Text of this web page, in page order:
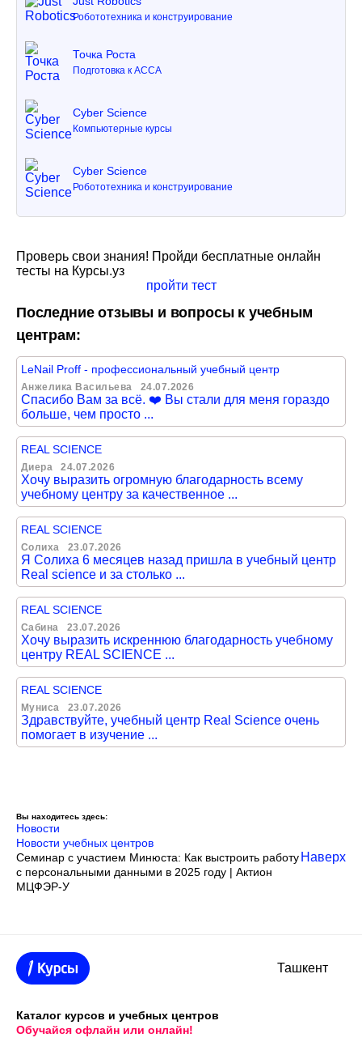
Робототехника и конструирование
Точка Роста
Подготовка к ACCA
Cyber Science
Компьютерные курсы
Cyber Science
Робототехника и конструирование
Проверь свои знания! Пройди бесплатные онлайн
тесты на Курсы.уз
пройти тест
Последние отзывы и вопросы к учебным
центрам:
LeNail Proff - профессиональный учебный центр
Анжелика Васильева 24.07.2026
Спасибо Вам за всё. ❤️ Вы стали для меня гораздо
больше, чем просто ...
REAL SCIENCE
Диера 24.07.2026
Хочу выразить огромную благодарность всему
учебному центру за качественное ...
REAL SCIENCE
Солиха 23.07.2026
Я Солиха 6 месяцев назад пришла в учебный центр
Real science и за столько ...
REAL SCIENCE
Сабина 23.07.2026
Хочу выразить искреннюю благодарность учебному
центру REAL SCIENCE ...
REAL SCIENCE
Муниса 23.07.2026
Здравствуйте, учебный центр Real Science очень
помогает в изучение ...
Вы находитесь здесь:
Новости
Новости учебных центров
Семинар с участием Минюста: Как выстроить работу
с персональными данными в 2025 году | Актион
МЦФЭР-У
Наверх
Ташкент
Каталог курсов и учебных центров
Обучайся офлайн или онлайн!